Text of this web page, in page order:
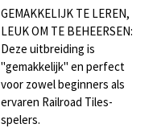
GEMAKKELIJK TE LEREN,
LEUK OM TE BEHEERSEN:
Deze uitbreiding is
"gemakkelijk" en perfect
voor zowel beginners als
ervaren Railroad Tiles-
spelers.